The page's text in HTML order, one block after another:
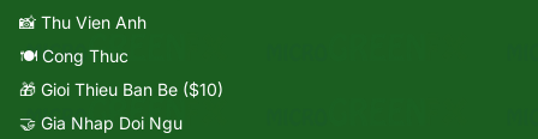
📸 Thu Vien Anh
🍽️ Cong Thuc
🎁 Gioi Thieu Ban Be ($10)
🤝 Gia Nhap Doi Ngu